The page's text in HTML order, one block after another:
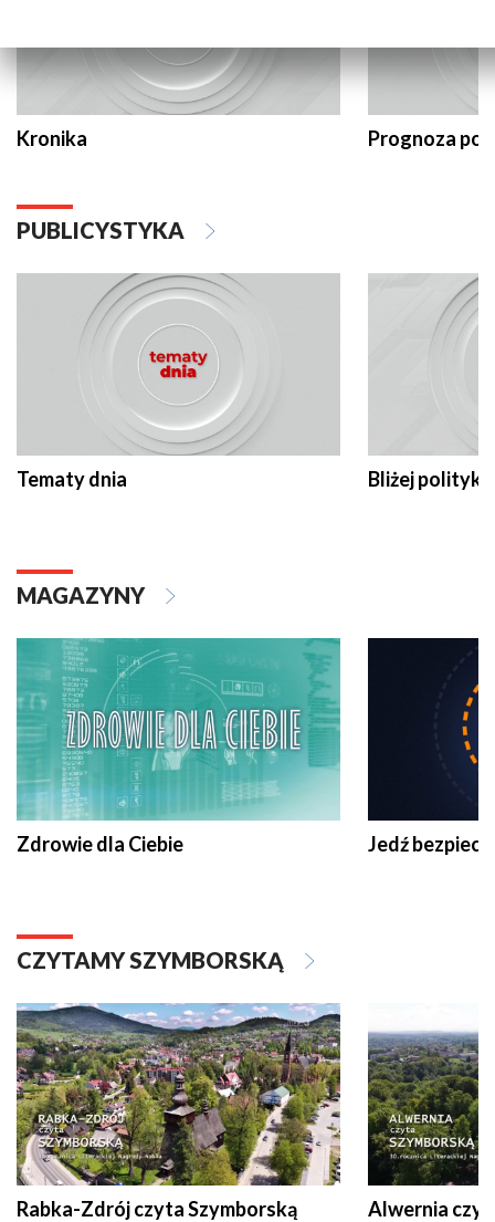
Kronika Prognoza
PUBLICYSTYKA
Tematy dnia Bliżej polityki
MAGAZYNY
Zdrowie dla Ciebie Jedź
CZYTAMY SZYMBORSKĄ
Rabka-Zdrój czyta Szymborską Alwernia